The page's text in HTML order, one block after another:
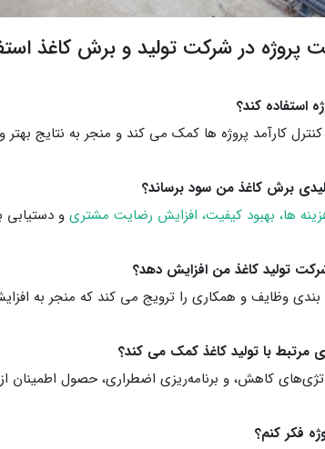
در شرکت تولید و برش کاغذ
و کنترل کارآمد پروژه ها کمک می کند و منجر به نتایج
ها، بهبود کیفیت، افزایش رضایت مشتریو دستیابی
بندی وظایف و همکاری را ترویج می کند که منجر به
کاهش، و برنامه‌ریزی اضطراری، حصول